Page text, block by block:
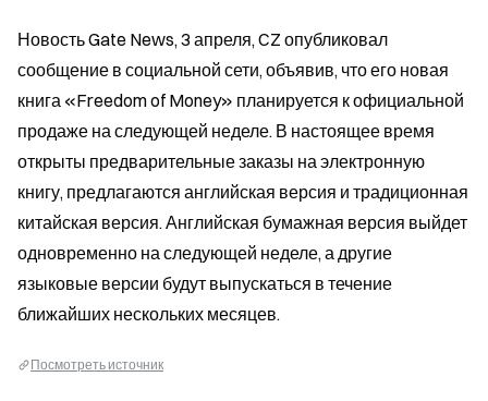
Новость Gate News, 3 апреля, CZ опубликовал
сообщение в социальной сети, объявив, что его новая
книга «Freedom of Money» планируется к официальной
продаже на следующей неделе. В настоящее время
открыты предварительные заказы на электронную
книгу, предлагаются английская версия и традиционная
китайская версия. Английская бумажная версия выйдет
одновременно на следующей неделе, а другие
языковые версии будут выпускаться в течение
ближайших нескольких месяцев.
Посмотреть источник